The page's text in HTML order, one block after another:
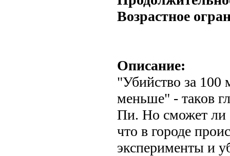
Возрастное
Описание:
"Убийство за 100
меньше" - таков
Пи. Но сможет ли
что в городе
эксперименты и